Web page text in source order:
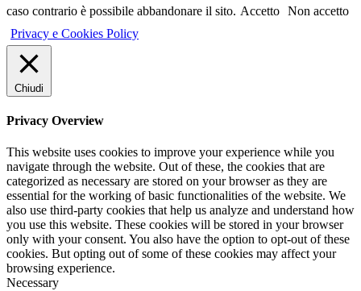
caso contrario è possibile abbandonare il sito. Accetto Non accetto
Privacy e Cookies Policy
Chiudi
Privacy Overview
This website uses cookies to improve your experience while you
navigate through the website. Out of these, the cookies that are
categorized as necessary are stored on your browser as they are
essential for the working of basic functionalities of the website. We
also use third-party cookies that help us analyze and understand how
you use this website. These cookies will be stored in your browser
only with your consent. You also have the option to opt-out of these
cookies. But opting out of some of these cookies may affect your
browsing experience.
Necessary